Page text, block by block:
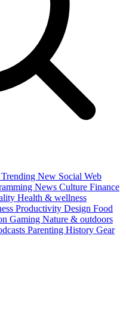
Trending New Social Web
News Culture Finance
Health & wellness
Productivity Design Food
Gaming Nature & outdoors
Parenting History Gear